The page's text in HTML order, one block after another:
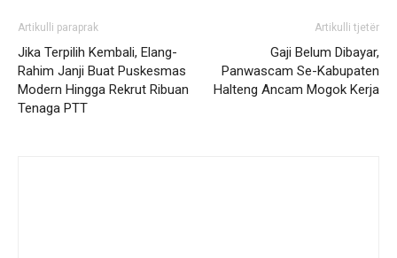
Artikulli paraprak
Jika Terpilih Kembali, Elang-
Rahim Janji Buat Puskesmas
Modern Hingga Rekrut Ribuan
Tenaga PTT
Artikulli tjetër
Gaji Belum Dibayar,
Panwascam Se-Kabupaten
Halteng Ancam Mogok Kerja